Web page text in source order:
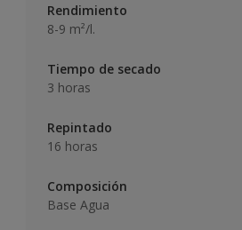
Rendimiento
8-9 m²/l.
Tiempo de secado
3 horas
Repintado
16 horas
Composición
Base Agua